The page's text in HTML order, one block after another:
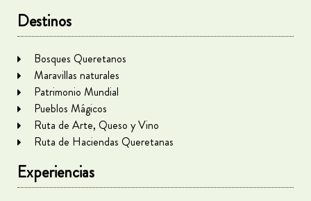
Destinos
Bosques Queretanos
Maravillas naturales
Patrimonio Mundial
Pueblos Mágicos
Ruta de Arte, Queso y Vino
Ruta de Haciendas Queretanas
Experiencias